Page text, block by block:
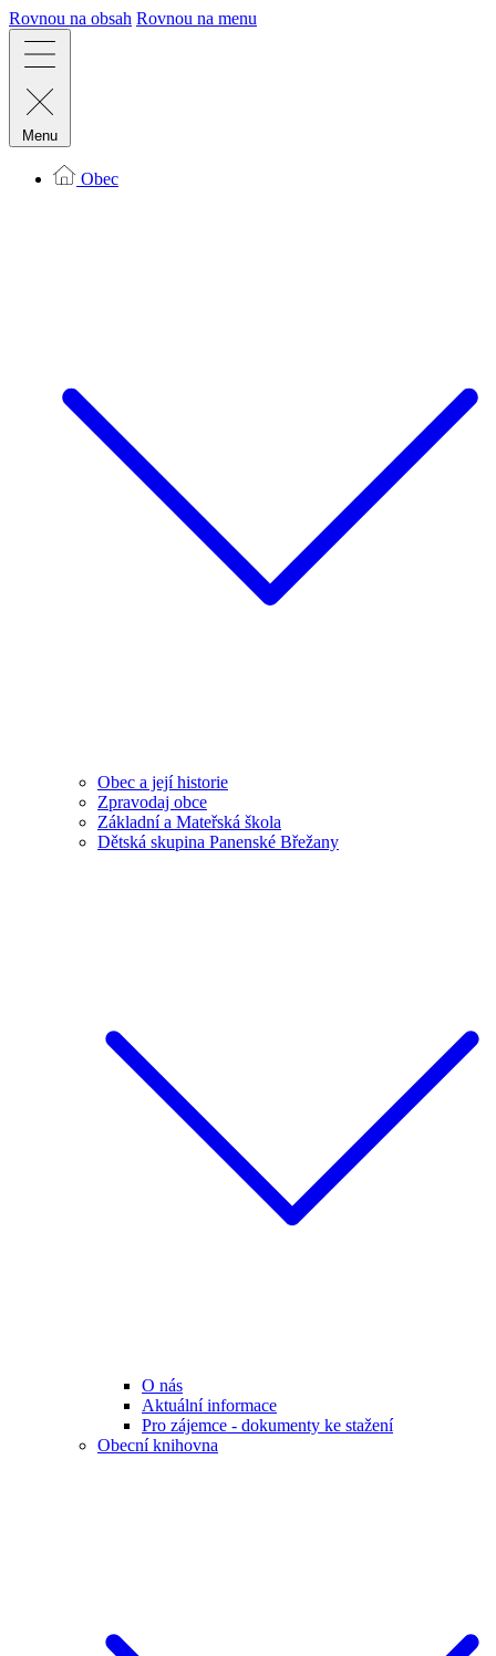
Rovnou na obsah Rovnou na menu
Menu
Obec
Obec a její historie
Zpravodaj obce
Základní a Mateřská škola
Dětská skupina Panenské Břežany
O nás
Aktuální informace
Pro zájemce - dokumenty ke stažení
Obecní knihovna